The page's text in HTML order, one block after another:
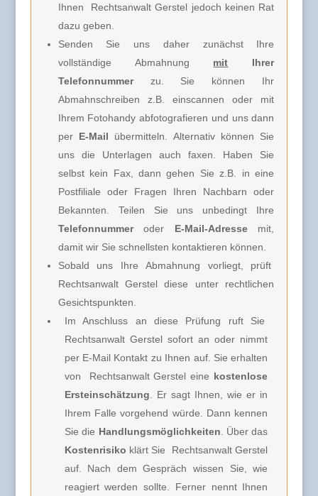
Ihnen Rechtsanwalt Gerstel jedoch keinen Rat
dazu geben.
Senden Sie uns daher zunächst Ihre
vollständige Abmahnung mit Ihrer
Telefonnummerzu. Sie können Ihr
Abmahnschreiben z.B. einscannen oder mit
Ihrem Fotohandy abfotografieren und uns dann
per E-Mail übermitteln. Alternativ können Sie
uns die Unterlagen auch faxen. Haben Sie
selbst kein Fax, dann gehen Sie z.B. in eine
Postfiliale oder Fragen Ihren Nachbarn oder
Bekannten. Teilen Sie uns unbedingt Ihre
Telefonnummeroder E-Mail-Adressemit,
damit wir Sie schnellsten kontaktieren können.
Sobald uns Ihre Abmahnung vorliegt, prüft
Rechtsanwalt Gerstel diese unter rechtlichen
Gesichtspunkten.
Im Anschluss an diese Prüfung ruft Sie
Rechtsanwalt Gerstel sofort an oder nimmt
per E-Mail Kontakt zu Ihnen auf. Sie erhalten
von
Rechtsanwalt Gerstel eine kostenlose
Ersteinschätzung . Er sagt Ihnen, wie er in
Ihrem Falle vorgehend würde. Dann kennen
Sie die Handlungsmöglichkeiten . Über das
Kostenrisiko klärt Sie
Rechtsanwalt Gerstel
auf. Nach dem Gespräch wissen Sie, wie
reagiert werden sollte. Ferner nennt Ihnen